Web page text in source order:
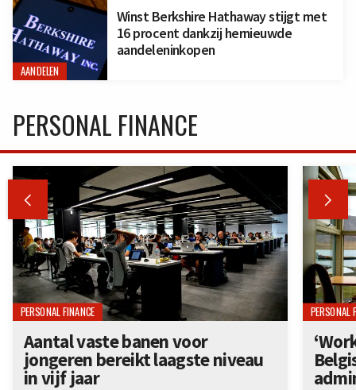
AANDELEN
Winst Berkshire Hathaway stijgt met
16 procent dankzij hernieuwde
aandeleninkopen
PERSONAL FINANCE
 
PERSONAL FINANCE
Aantal vaste banen voor
jongeren bereikt laagste niveau
in vijf jaar
PERSONAL